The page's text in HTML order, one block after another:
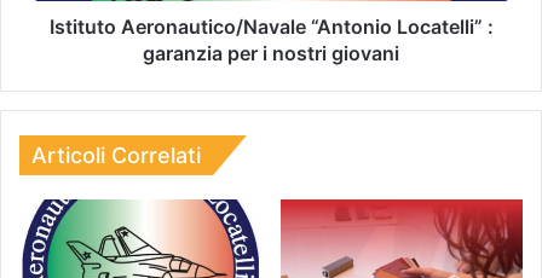
Istituto Aeronautico/Navale “Antonio Locatelli” :
garanzia per i nostri giovani
Articoli Correlati